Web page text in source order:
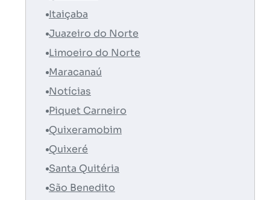
Itaiçaba
Juazeiro do Norte
Limoeiro do Norte
Maracanaú
Notícias
Piquet Carneiro
Quixeramobim
Quixeré
Santa Quitéria
São Benedito